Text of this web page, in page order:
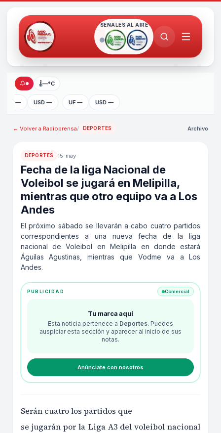
SEÑALES AL AIRE
🌡—°C
UF — USD — UF — USD —
← Volver a Radioprensa/ DEPORTES Archivo
DEPORTES 15-may
Fecha de la liga Nacional de
Voleibol se jugará en Melipilla,
mientras que otro equipo va a Los
Andes
El próximo sábado se llevarán a cabo cuatro partidos
correspondientes a una nueva fecha de la liga
nacional de Voleibol en Melipilla en donde estará
Águilas Agustinas, mientras que Vodme va a Los
Andes.
PUBLICIDAD Comercial
Tu marca aquí
Esta noticia pertenece a Deportes. Puedes
auspiciar esta sección y aparecer al inicio de sus
notas.
Anúnciate con nosotros
Serán cuatro los partidos que
se jugarán por la Liga A3 del voleibol nacional